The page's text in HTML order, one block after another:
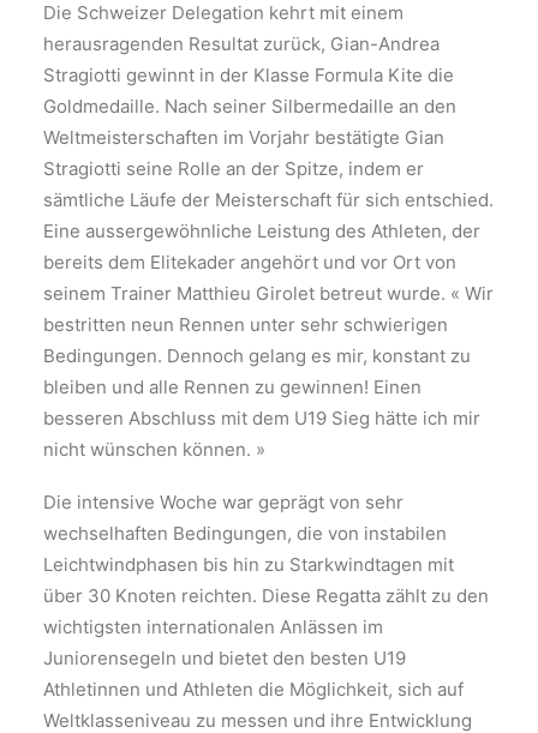
Die Schweizer Delegation kehrt mit einem
herausragenden Resultat zurück, Gian-Andrea
Stragiotti gewinnt in der Klasse Formula Kite die
Goldmedaille. Nach seiner Silbermedaille an den
Weltmeisterschaften im Vorjahr bestätigte Gian
Stragiotti seine Rolle an der Spitze, indem er
sämtliche Läufe der Meisterschaft für sich entschied.
Eine aussergewöhnliche Leistung des Athleten, der
bereits dem Elitekader angehört und vor Ort von
seinem Trainer Matthieu Girolet betreut wurde. « Wir
bestritten neun Rennen unter sehr schwierigen
Bedingungen. Dennoch gelang es mir, konstant zu
bleiben und alle Rennen zu gewinnen! Einen
besseren Abschluss mit dem U19 Sieg hätte ich mir
nicht wünschen können. »
Die intensive Woche war geprägt von sehr
wechselhaften Bedingungen, die von instabilen
Leichtwindphasen bis hin zu Starkwindtagen mit
über 30 Knoten reichten. Diese Regatta zählt zu den
wichtigsten internationalen Anlässen im
Juniorensegeln und bietet den besten U19
Athletinnen und Athleten die Möglichkeit, sich auf
Weltklasseniveau zu messen und ihre Entwicklung